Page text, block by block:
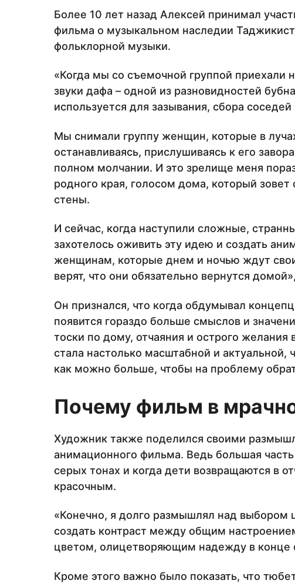
Более 10 лет назад Алексей принимал
фильма о музыкальном наследии
фольклорной музыки.
«Когда мы со съемочной группой
звуки дафа – одной из разновидностей
используется для зазывания, сбора
Мы снимали группу женщин, которые в
останавливаясь, прислушиваясь к его
полном молчании. И это зрелище меня
родного края, голосом дома, который
стены.
И сейчас, когда наступили сложные,
захотелось оживить эту идею и создать
женщинам, которые днем и ночью ждут
верят, что они обязательно вернутся
Он признался, что когда обдумывал
появится гораздо больше смыслов и
тоски по дому, отчаяния и острого
стала настолько масштабной и актуальной,
как можно больше, чтобы на проблему
Почему фильм в
Художник также поделился своими
анимационного фильма. Ведь большая
серых тонах и когда дети возвращаются в
красочным.
«Конечно, я долго размышлял над выбором
создать контраст между общим
цветом, олицетворяющим надежду в конце
Кроме этого важно было показать, что